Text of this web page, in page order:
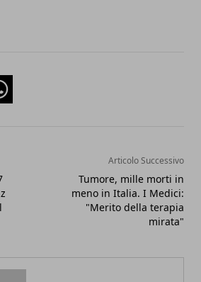
Articolo Successivo
Tumore, mille morti in
meno in Italia. I Medici:
"Merito della terapia
mirata"